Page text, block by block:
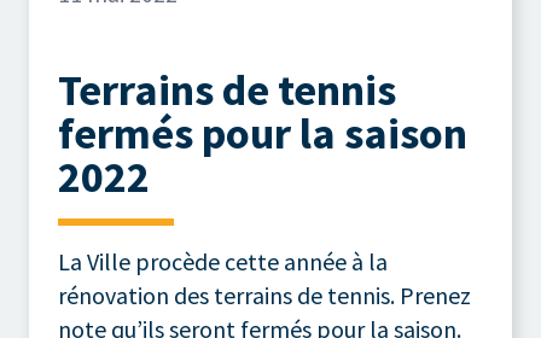
Terrains de tennis
fermés pour la saison
2022
La Ville procède cette année à la
rénovation des terrains de tennis. Prenez
note qu’ils seront fermés pour la saison.